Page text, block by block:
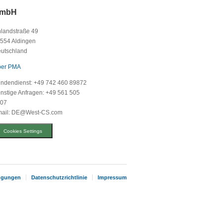
49
Aldingen
PMA
+49 742 460 89872
Anfragen: +49 561 505
DE@West-CS.com
Cookies Settings
Datenschutzrichtlinie Impressum